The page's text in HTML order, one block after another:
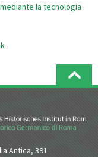
la tecnologia
Antica, 391